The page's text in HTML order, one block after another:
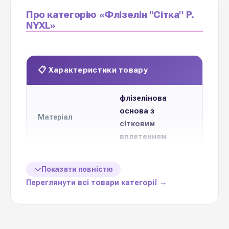
Про категорію «Флізелін "Сітка" P.
NYXL»
📋 Характеристики товару
Матеріал
флізелінова
основа з
сітковим
вплетенням
Показати повністю
Переглянути всі товари категорії →